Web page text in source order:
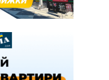
лікарні
на 272 тисячі
чоловіку, який
відкопали